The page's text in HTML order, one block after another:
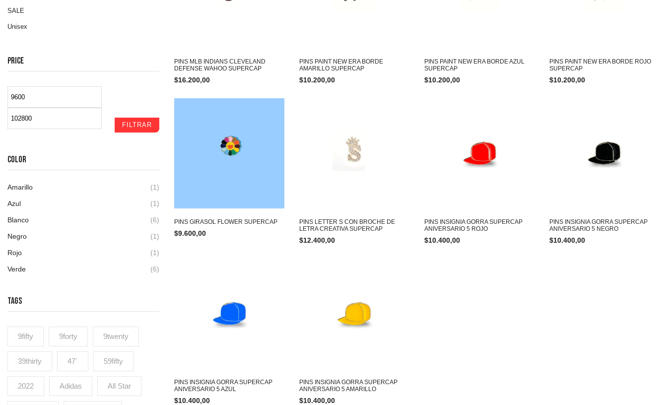
SALE
Unisex
PRICE
FILTRAR
COLOR
Amarillo (1)
Azul (1)
Blanco (6)
Negro (1)
Rojo (1)
Verde (6)
TAGS
9fifty 9forty 9twenty
39thirty 47´ 59fifty
2022 Adidas All Star
PINS MLB INDIANS CLEVELAND
DEFENSE WAHOO SUPERCAP
$16.200,00
PINS PAINT NEW ERA BORDE
AMARILLO SUPERCAP
$10.200,00
PINS PAINT NEW ERA BORDE AZUL
SUPERCAP
$10.200,00
PINS PAINT NEW ERA BORDE ROJO
SUPERCAP
$10.200,00
PINS GIRASOL FLOWER SUPERCAP
$9.600,00
PINS LETTER S CON BROCHE DE
LETRA CREATIVA SUPERCAP
$12.400,00
PINS INSIGNIA GORRA SUPERCAP
ANIVERSARIO 5 ROJO
$10.400,00
PINS INSIGNIA GORRA SUPERCAP
ANIVERSARIO 5 NEGRO
$10.400,00
PINS INSIGNIA GORRA SUPERCAP
ANIVERSARIO 5 AZUL
$10.400,00
PINS INSIGNIA GORRA SUPERCAP
ANIVERSARIO 5 AMARILLO
$10.400,00